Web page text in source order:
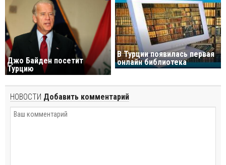
Джо Байден посетит
Турцию
В Турции появилась первая
онлайн библиотека
НОВОСТИ Добавить комментарий